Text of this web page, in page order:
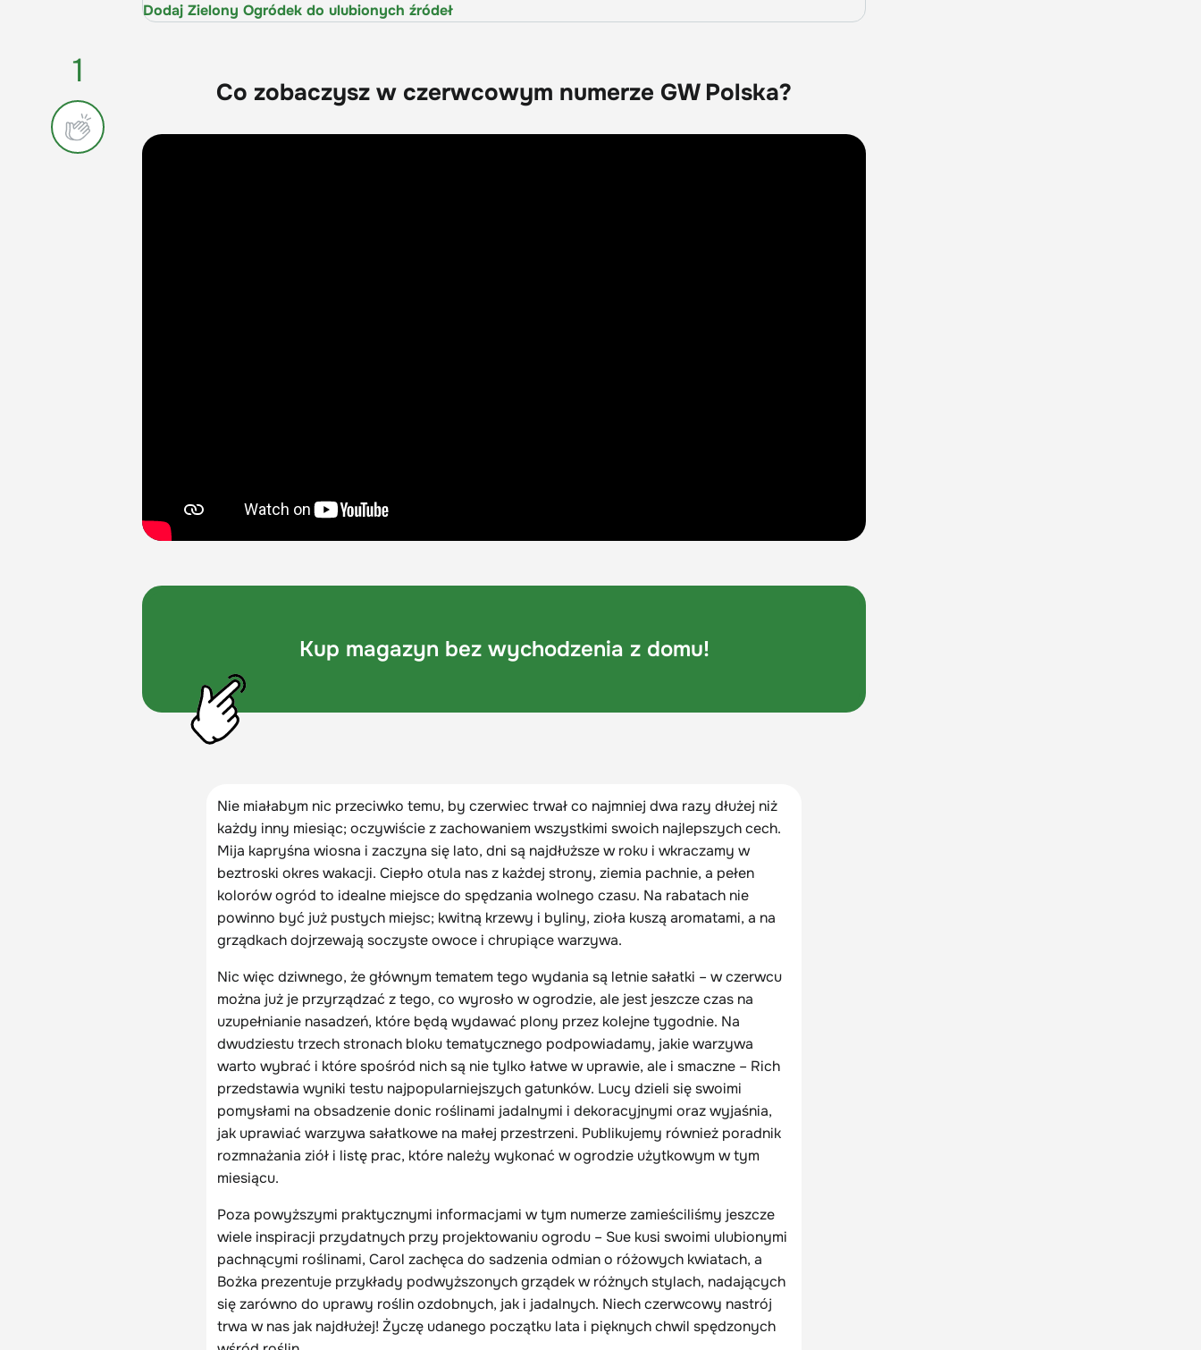
Dodaj Zielony Ogródek do ulubionych źródeł
1
Co zobaczysz w czerwcowym numerze GW Polska?
Kup magazyn bez wychodzenia z domu!
Nie miałabym nic przeciwko temu, by czerwiec trwał co najmniej dwa razy dłużej niż
każdy inny miesiąc; oczywiście z zachowaniem wszystkimi swoich najlepszych cech.
Mija kapryśna wiosna i zaczyna się lato, dni są najdłuższe w roku i wkraczamy w
beztroski okres wakacji. Ciepło otula nas z każdej strony, ziemia pachnie, a pełen
kolorów ogród to idealne miejsce do spędzania wolnego czasu. Na rabatach nie
powinno być już pustych miejsc; kwitną krzewy i byliny, zioła kuszą aromatami, a na
grządkach dojrzewają soczyste owoce i chrupiące warzywa.
Nic więc dziwnego, że głównym tematem tego wydania są letnie sałatki – w czerwcu
można już je przyrządzać z tego, co wyrosło w ogrodzie, ale jest jeszcze czas na
uzupełnianie nasadzeń, które będą wydawać plony przez kolejne tygodnie. Na
dwudziestu trzech stronach bloku tematycznego podpowiadamy, jakie warzywa
warto wybrać i które spośród nich są nie tylko łatwe w uprawie, ale i smaczne – Rich
przedstawia wyniki testu najpopularniejszych gatunków. Lucy dzieli się swoimi
pomysłami na obsadzenie donic roślinami jadalnymi i dekoracyjnymi oraz wyjaśnia,
jak uprawiać warzywa sałatkowe na małej przestrzeni. Publikujemy również poradnik
rozmnażania ziół i listę prac, które należy wykonać w ogrodzie użytkowym w tym
miesiącu.
Poza powyższymi praktycznymi informacjami w tym numerze zamieściliśmy jeszcze
wiele inspiracji przydatnych przy projektowaniu ogrodu – Sue kusi swoimi ulubionymi
pachnącymi roślinami, Carol zachęca do sadzenia odmian o różowych kwiatach, a
Bożka prezentuje przykłady podwyższonych grządek w różnych stylach, nadających
się zarówno do uprawy roślin ozdobnych, jak i jadalnych. Niech czerwcowy nastrój
trwa w nas jak najdłużej! Życzę udanego początku lata i pięknych chwil spędzonych